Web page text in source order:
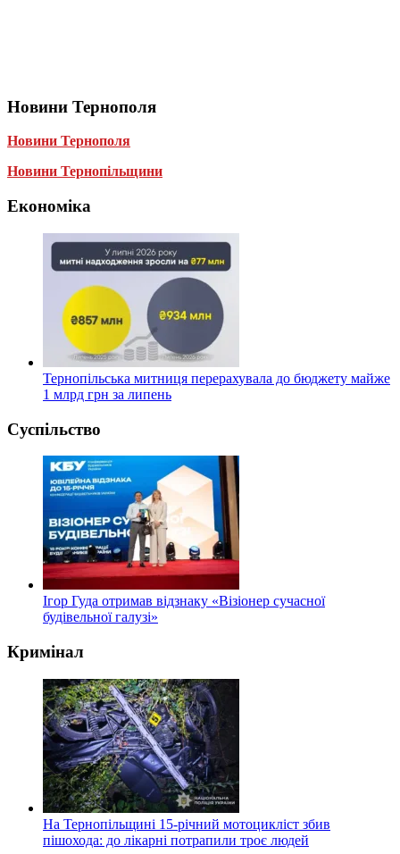
Новини Тернополя
Новини Тернополя
Новини Тернопільщини
Економіка
Тернопільська митниця перерахувала до бюджету майже
1 млрд грн за липень
Суспільство
Ігор Гуда отримав відзнаку «Візіонер сучасної
будівельної галузі»
Кримінал
На Тернопільщині 15-річний мотоцикліст збив
пішохода: до лікарні потрапили троє людей